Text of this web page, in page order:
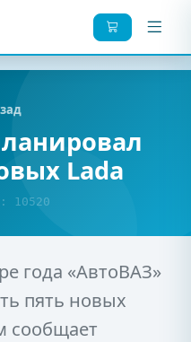
Lada
10520
года «АвтоВАЗ»
пять новых
сообщает